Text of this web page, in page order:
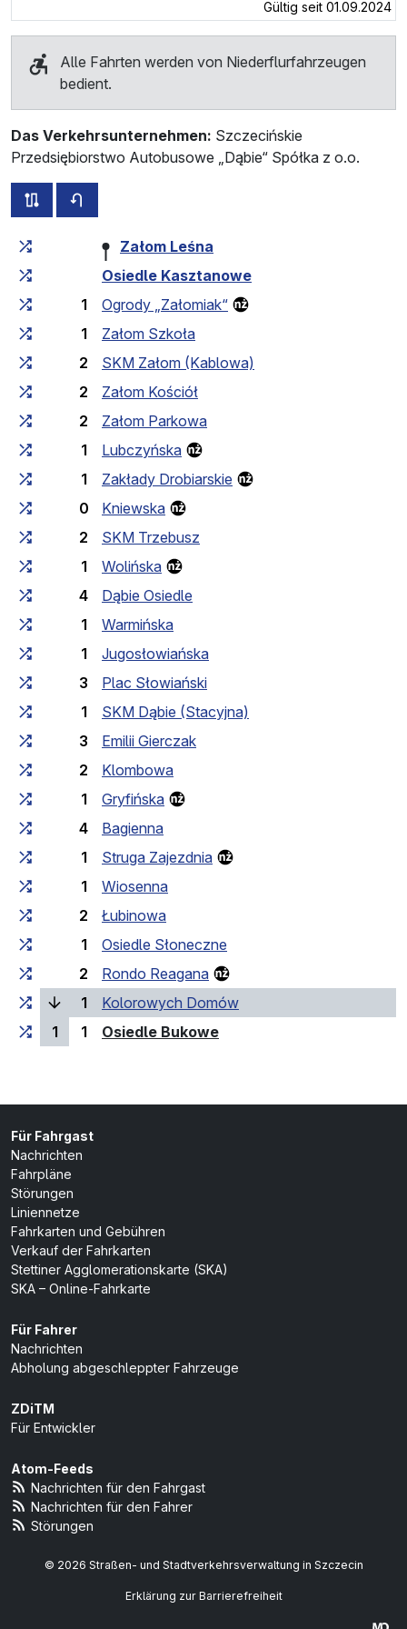
Gültig seit 01.09.2024
Alle Fahrten werden von Niederflurfahrzeugen
bedient.
Das Verkehrsunternehmen: Szczecińskie
Przedsiębiorstwo Autobusowe „Dąbie“ Spółka z o.o.
alle Strecken dieser Linie
Fahrtzeit zunehmend Fahrtzeit zwischen den
Załom Leśna
Osiedle Kasztanowe
1
Ogrody „Załomiak“
1
Załom Szkoła
2
SKM Załom (Kablowa)
2
Załom Kościół
2
Załom Parkowa
1
Lubczyńska
1
Zakłady Drobiarskie
0
Kniewska
2
SKM Trzebusz
1
Wolińska
4
Dąbie Osiedle
1
Warmińska
1
Jugosłowiańska
3
Plac Słowiański
1
SKM Dąbie (Stacyjna)
3
Emilii Gierczak
2
Klombowa
1
Gryfińska
4
Bagienna
1
Struga Zajezdnia
1
Wiosenna
2
Łubinowa
1
Osiedle Słoneczne
2
Rondo Reagana
1
Kolorowych Domów(laufende Haltestelle)
1
1 Osiedle Bukowe(Endhaltestelle)
Für Fahrgast
Nachrichten
Fahrpläne
Störungen
Liniennetze
Fahrkarten und Gebühren
Verkauf der Fahrkarten
Stettiner Agglomerationskarte (SKA)
SKA – Online-Fahrkarte
Für Fahrer
Nachrichten
Abholung abgeschleppter Fahrzeuge
ZDiTM
Für Entwickler
Atom-Feeds
Nachrichten für den Fahrgast
Nachrichten für den Fahrer
Störungen
© 2026 Straßen- und Stadtverkehrsverwaltung in Szczecin
Erklärung zur Barrierefreiheit